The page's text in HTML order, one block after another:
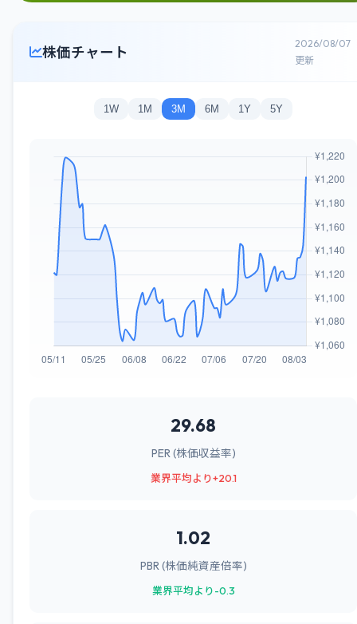
株価チャート
2026/08/07
更新
1W 1M 3M 6M 1Y 5Y
29.68
PER (株価収益率)
業界平均より+20.1
1.02
PBR (株価純資産倍率)
業界平均より-0.3